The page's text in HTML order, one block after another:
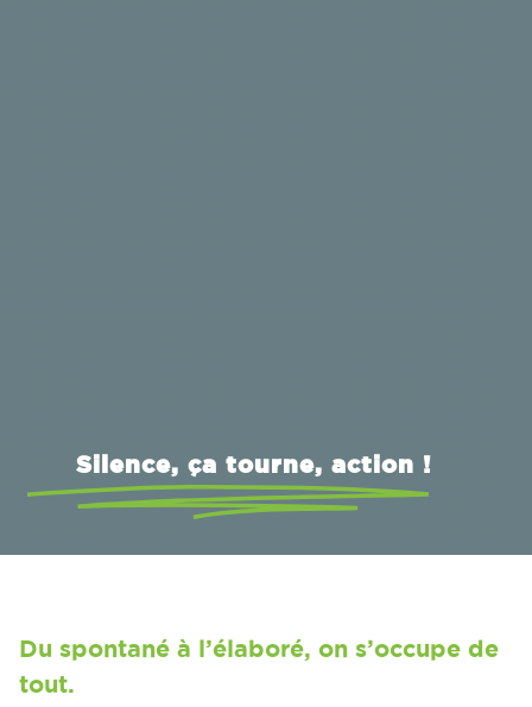
Silence, ça tourne, action !
Du spontané à l’élaboré, on s’occupe de
tout.